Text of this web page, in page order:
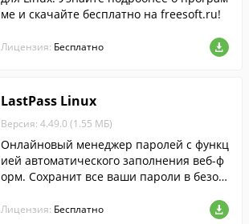
ме и скачайте бесплатно на freesoft.ru!
Лицензия: Бесплатно
LastPass Linux
Версия: 4.49.0 (1.55 МБ)
Онлайновый менеджер паролей с функц
ией автоматического заполнения веб-ф
орм. Сохранит все ваши пароли в безоп
Лицензия: Бесплатно